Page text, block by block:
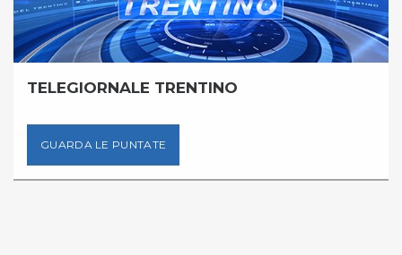
TELEGIORNALE TRENTINO
GUARDA LE PUNTATE